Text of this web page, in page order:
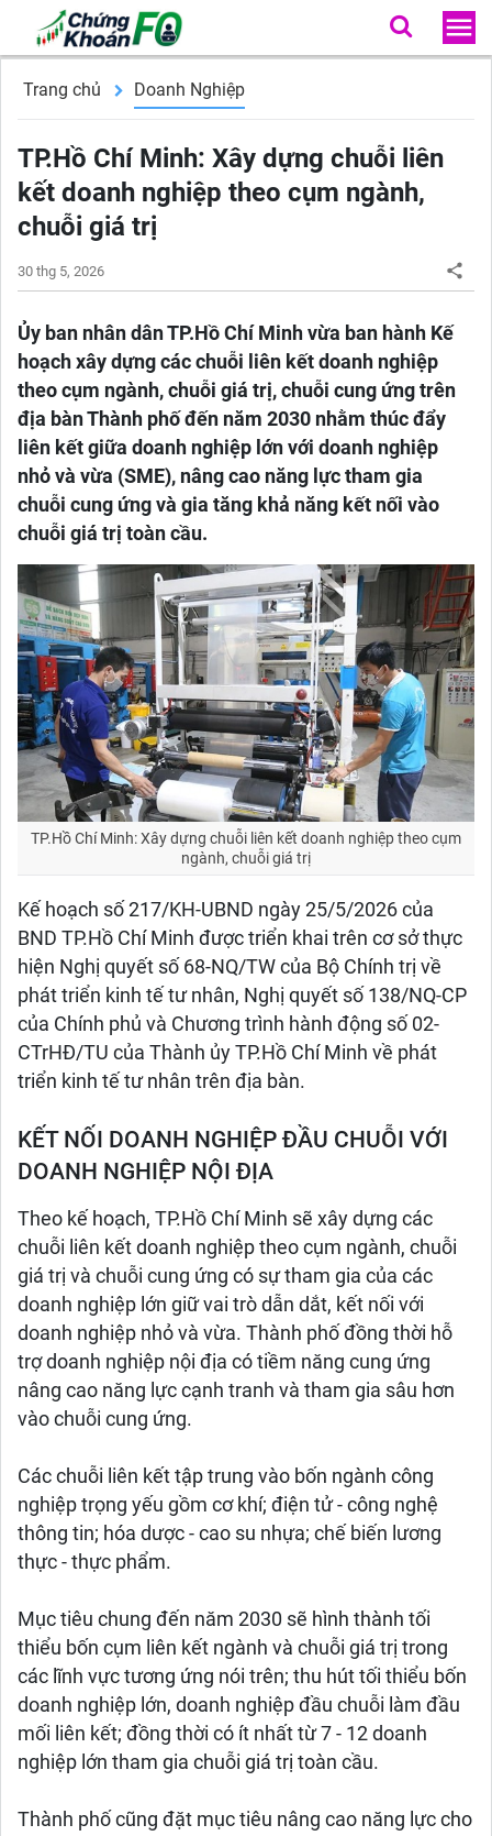
Trang chủ Doanh Nghiệp
TP.Hồ Chí Minh: Xây dựng chuỗi liên
kết doanh nghiệp theo cụm ngành,
chuỗi giá trị
30 thg 5, 2026
Ủy ban nhân dân TP.Hồ Chí Minh vừa ban hành Kế
hoạch xây dựng các chuỗi liên kết doanh nghiệp
theo cụm ngành, chuỗi giá trị, chuỗi cung ứng trên
địa bàn Thành phố đến năm 2030 nhằm thúc đẩy
liên kết giữa doanh nghiệp lớn với doanh nghiệp
nhỏ và vừa (SME), nâng cao năng lực tham gia
chuỗi cung ứng và gia tăng khả năng kết nối vào
chuỗi giá trị toàn cầu.
TP.Hồ Chí Minh: Xây dựng chuỗi liên kết doanh nghiệp theo cụm
ngành, chuỗi giá trị
Kế hoạch số 217/KH-UBND ngày 25/5/2026 của
BND TP.Hồ Chí Minh được triển khai trên cơ sở thực
hiện Nghị quyết số 68-NQ/TW của Bộ Chính trị về
phát triển kinh tế tư nhân, Nghị quyết số 138/NQ-CP
của Chính phủ và Chương trình hành động số 02-
CTrHĐ/TU của Thành ủy TP.Hồ Chí Minh về phát
triển kinh tế tư nhân trên địa bàn.
KẾT NỐI DOANH NGHIỆP ĐẦU CHUỖI VỚI
DOANH NGHIỆP NỘI ĐỊA
Theo kế hoạch, TP.Hồ Chí Minh sẽ xây dựng các
chuỗi liên kết doanh nghiệp theo cụm ngành, chuỗi
giá trị và chuỗi cung ứng có sự tham gia của các
doanh nghiệp lớn giữ vai trò dẫn dắt, kết nối với
doanh nghiệp nhỏ và vừa. Thành phố đồng thời hỗ
trợ doanh nghiệp nội địa có tiềm năng cung ứng
nâng cao năng lực cạnh tranh và tham gia sâu hơn
vào chuỗi cung ứng.
Các chuỗi liên kết tập trung vào bốn ngành công
nghiệp trọng yếu gồm cơ khí; điện tử - công nghệ
thông tin; hóa dược - cao su nhựa; chế biến lương
thực - thực phẩm.
Mục tiêu chung đến năm 2030 sẽ hình thành tối
thiểu bốn cụm liên kết ngành và chuỗi giá trị trong
các lĩnh vực tương ứng nói trên; thu hút tối thiểu bốn
doanh nghiệp lớn, doanh nghiệp đầu chuỗi làm đầu
mối liên kết; đồng thời có ít nhất từ 7 - 12 doanh
nghiệp lớn tham gia chuỗi giá trị toàn cầu.
Thành phố cũng đặt mục tiêu nâng cao năng lực cho